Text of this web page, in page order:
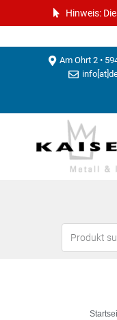
Hinweis:
Am Ohrt 2 •